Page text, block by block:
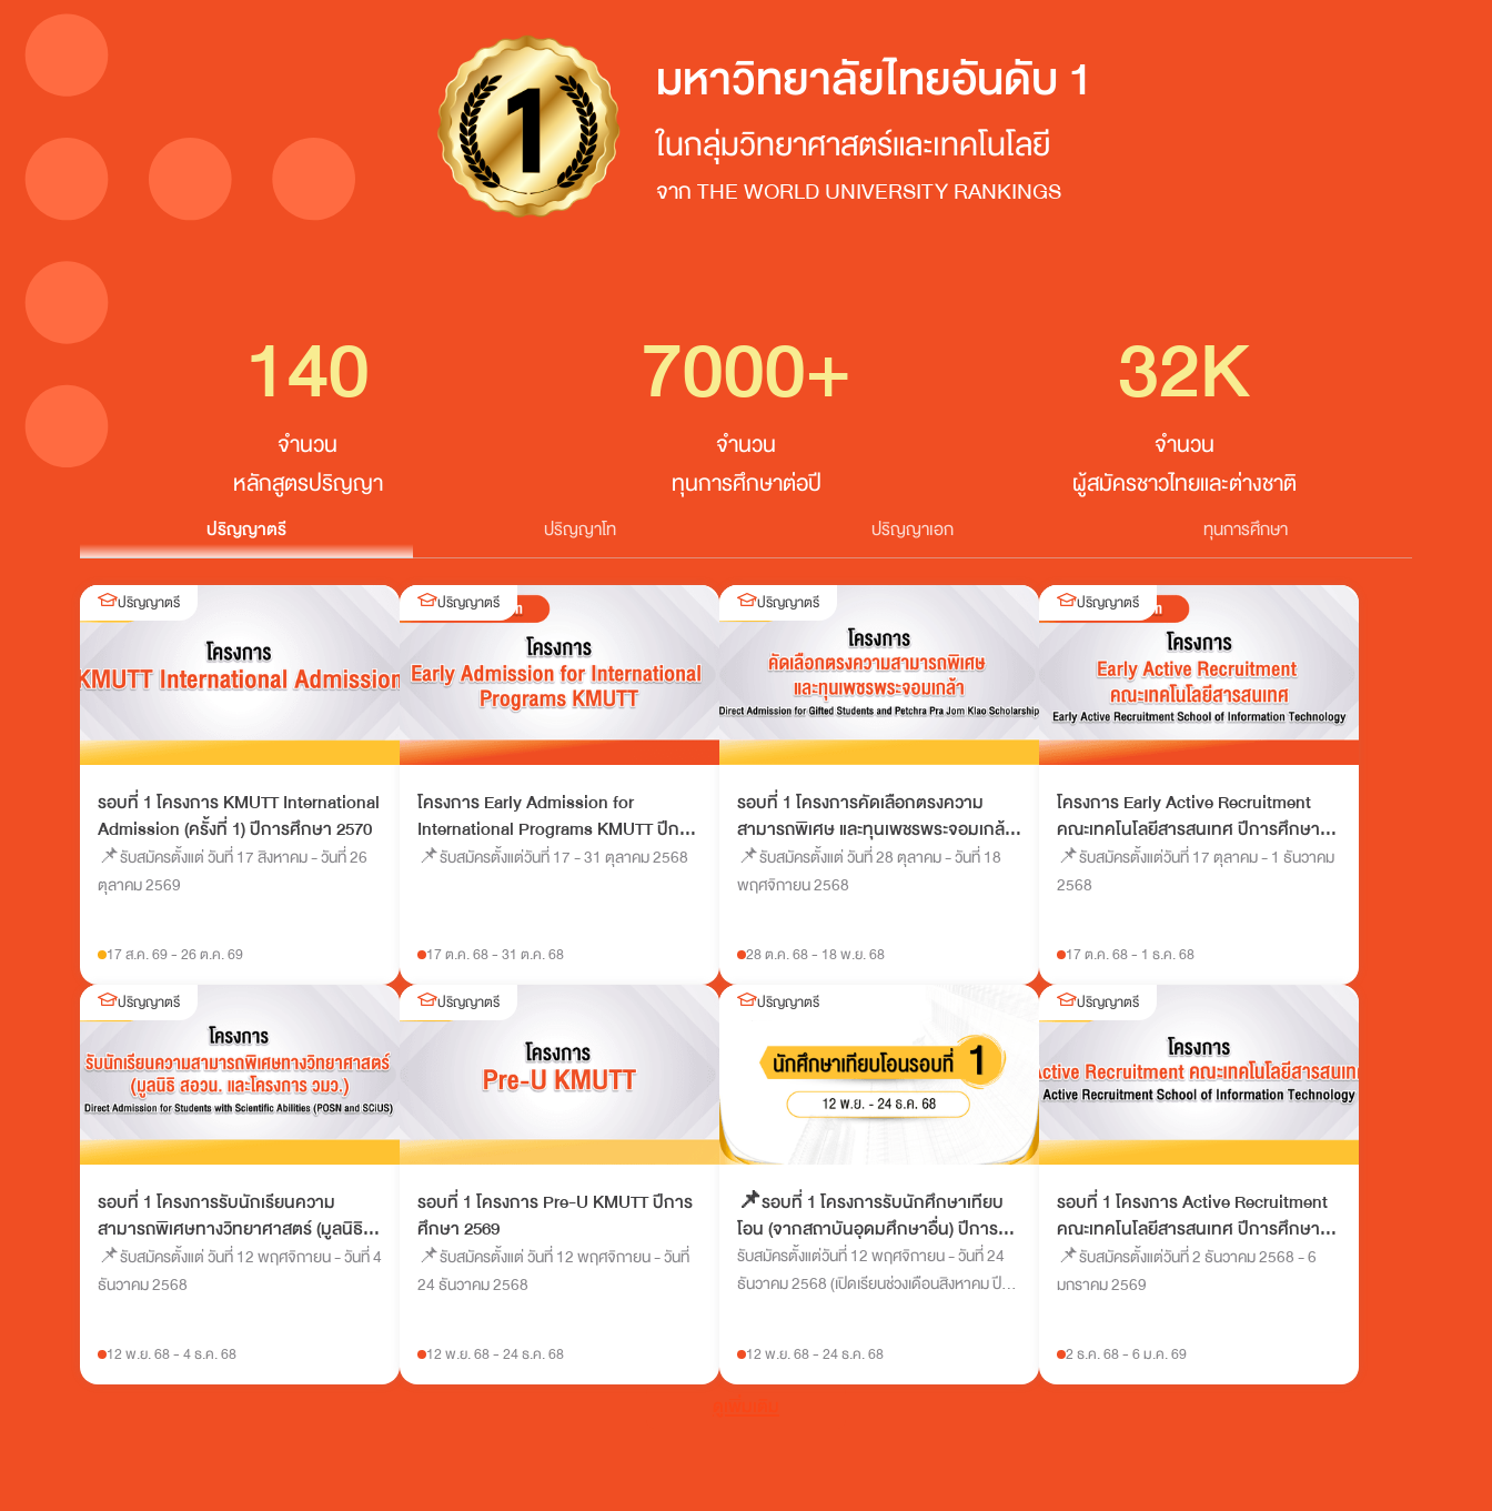
มหาวิทยาลัยไทยอันดับ 1
ในกลุ่มวิทยาศาสตร์และเทคโนโลยี
จาก THE WORLD UNIVERSITY RANKINGS
140
จำนวน
หลักสูตรปริญญา
7000+
จำนวน
ทุนการศึกษาต่อปี
32K
จำนวน
ผู้สมัครชาวไทยและต่างชาติ
ปริญญาตรี ปริญญาโท ปริญญาเอก ทุนการศึกษา
ปริญญาตรี
รอบที่ 1 โครงการ KMUTT International
Admission (ครั้งที่ 1) ปีการศึกษา 2570
📌รับสมัครตั้งแต่ วันที่ 17 สิงหาคม - วันที่ 26
ตุลาคม 2569
17 ส.ค. 69-26 ต.ค. 69
ปริญญาตรี
รอบที่ 1 โครงการรับนักเรียนความ
สามารถพิเศษทางวิทยาศาสตร์ (มูลนิธิ
สอวน. และโครงการ วมว.) ปีการศึกษา
2569
📌รับสมัครตั้งแต่ วันที่ 12 พฤศจิกายน - วันที่ 4
ธันวาคม 2568
12 พ.ย. 68-4 ธ.ค. 68
ปริญญาตรี
โครงการ Early Admission for
International Programs KMUTT ปีการ
ศึกษา 2569
📌รับสมัครตั้งแต่วันที่ 17 - 31 ตุลาคม 2568
17 ต.ค. 68-31 ต.ค. 68
ปริญญาตรี
รอบที่ 1 โครงการ Pre-U KMUTT ปีการ
ศึกษา 2569
📌รับสมัครตั้งแต่ วันที่ 12 พฤศจิกายน - วันที่
24 ธันวาคม 2568
12 พ.ย. 68-24 ธ.ค. 68
ปริญญาตรี
รอบที่ 1 โครงการคัดเลือกตรงความ
สามารถพิเศษ และทุนเพชรพระจอมเกล้า
ปีการศึกษา 2569
📌รับสมัครตั้งแต่ วันที่ 28 ตุลาคม - วันที่ 18
พฤศจิกายน 2568
28 ต.ค. 68- 18 พ.ย. 68
ปริญญาตรี
📌รอบที่ 1 โครงการรับนักศึกษาเทียบ
โอน (จากสถาบันอุดมศึกษาอื่น) ปีการ
ศึกษา 2569
รับสมัครตั้งแต่วันที่ 12 พฤศจิกายน - วันที่ 24
ธันวาคม 2568 (เปิดเรียนช่วงเดือนสิงหาคม ปี
12 พ.ย. 68-24 ธ.ค. 68
ปริญญาตรี
โครงการ Early Active Recruitment
คณะเทคโนโลยีสารสนเทศ ปีการศึกษา
2569
📌รับสมัครตั้งแต่วันที่ 17 ตุลาคม - 1 ธันวาคม
2568
17 ต.ค. 68- 1 ธ.ค. 68
ปริญญาตรี
รอบที่ 1 โครงการ Active Recruitment
คณะเทคโนโลยีสารสนเทศ ปีการศึกษา
2569
📌รับสมัครตั้งแต่วันที่ 2 ธันวาคม 2568 - 6
มกราคม 2569
2 ธ.ค. 68-6 ม.ค. 69